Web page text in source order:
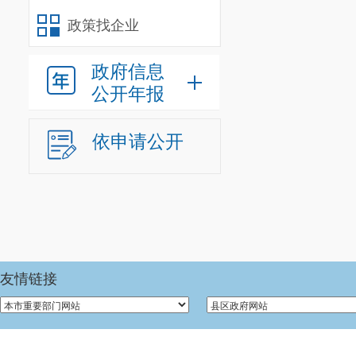
政策找企业
政府信息
公开年报
依申请公开
友情链接